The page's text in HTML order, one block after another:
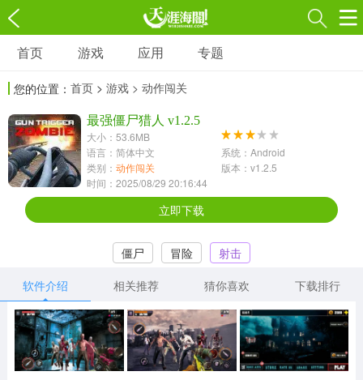
游戏
3697款应用
1597款应用
休闲益智
13387款应用
2196款应用
冒险解谜
418款应用
音乐舞蹈
269款应用
2716款应用
515款应用
其他
游戏助手
MOD游戏
首页 游戏 应用 专题
您的位置： 首页 > 游戏 > 动作闯关
最强僵尸猎人 v1.2.5
大小：53.6MB
语言：简体中文
系统：Android
类别： 动作闯关
版本：v1.2.5
时间：2025/08/29 20:16:44
立即下载
僵尸 冒险
射击
软件介绍
相关推荐 猜你喜欢 下载排行